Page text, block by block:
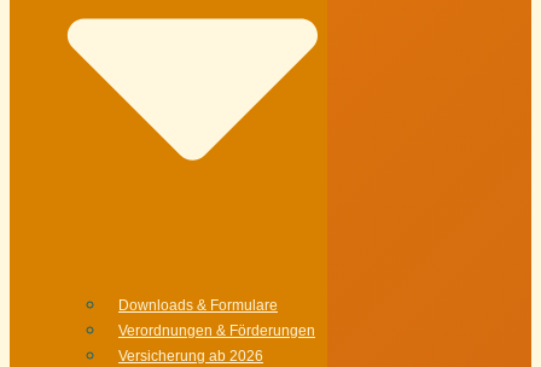
Downloads & Formulare
Verordnungen & Förderungen
Versicherung ab 2026